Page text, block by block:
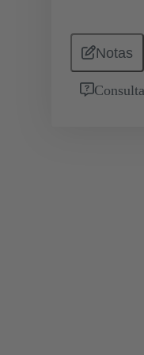
Notas